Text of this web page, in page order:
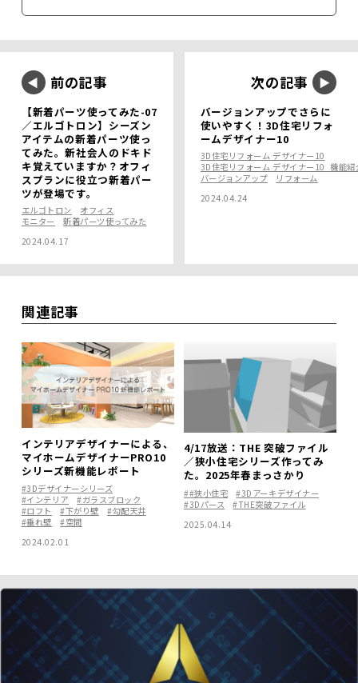
前の記事
【新着パーツ使ってみた-07
／エルゴトロン】シーズン
アイテムの新着パーツ使っ
てみた。新社会人のドキド
キ覚えていますか？オフィ
スプランに役立つ新着パー
ツが登場です。
エルゴトロン
オフィス
モニター
新着パーツ使ってみた
2024.04.17
次の記事
バージョンアップでさらに
使いやすく！3D住宅リフォ
ームデザイナー10
3D住宅リフォーム デザイナー10
3D住宅リフォーム デザイナー10_機能紹
バージョンアップ
リフォーム
2024.04.24
関連記事
インテリアデザイナーによる、
マイホームデザイナーPRO10
シリーズ新機能レポート
#3Dデザイナーシリーズ
#インテリア
#ガラスブロック
#ロフト
#下がり壁
#勾配天井
#垂れ壁
#空間
2024.02.01
4/17放送：THE 突破ファイル
／狭小住宅シリーズ作ってみ
た。2025年春まっさかり
##狭小住宅
#3Dアーキデザイナー
#3Dパース
#THE突破ファイル
2025.04.14